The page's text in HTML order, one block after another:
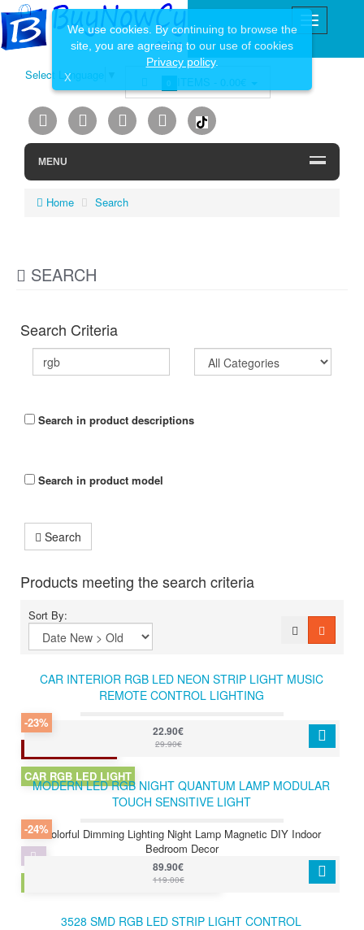
Select Language
0 ITEMS - 0.00€
MENU
Home Search
SEARCH
Search Criteria
Search in product descriptions
Search in product model
Search
Products meeting the search criteria
Sort By:
CAR INTERIOR RGB LED NEON STRIP LIGHT MUSIC
REMOTE CONTROL LIGHTING
-23%
CAR RGB LED LIGHT
22.90€
29.90€
MODERN LED RGB NIGHT QUANTUM LAMP MODULAR
TOUCH SENSITIVE LIGHT
Colorful Dimming Lighting Night Lamp Magnetic DIY Indoor
Bedroom Decor
-24%
LED-RGB-QUANTUM-LAMP-MODULAR
89.90€
119.00€
3528 SMD RGB LED STRIP LIGHT CONTROL
We use cookies. By continuing to browse the
site, you are agreeing to our use of cookies
Privacy policy.
X